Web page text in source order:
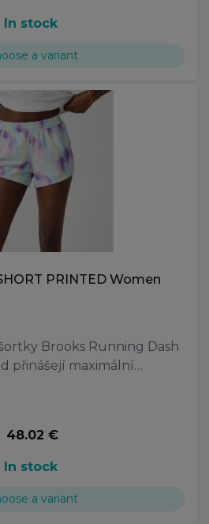
In stock
a variant
PRINTED Women
Brooks Running Dash
přinášejí maximální…
48.02 €
In stock
a variant